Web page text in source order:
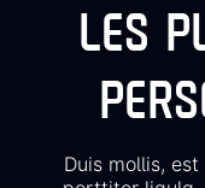
LES
Duis mollis,